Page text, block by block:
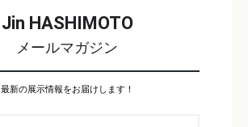
Jin HASHIMOTO
メールマガジン
最新の展示情報をお届けします！